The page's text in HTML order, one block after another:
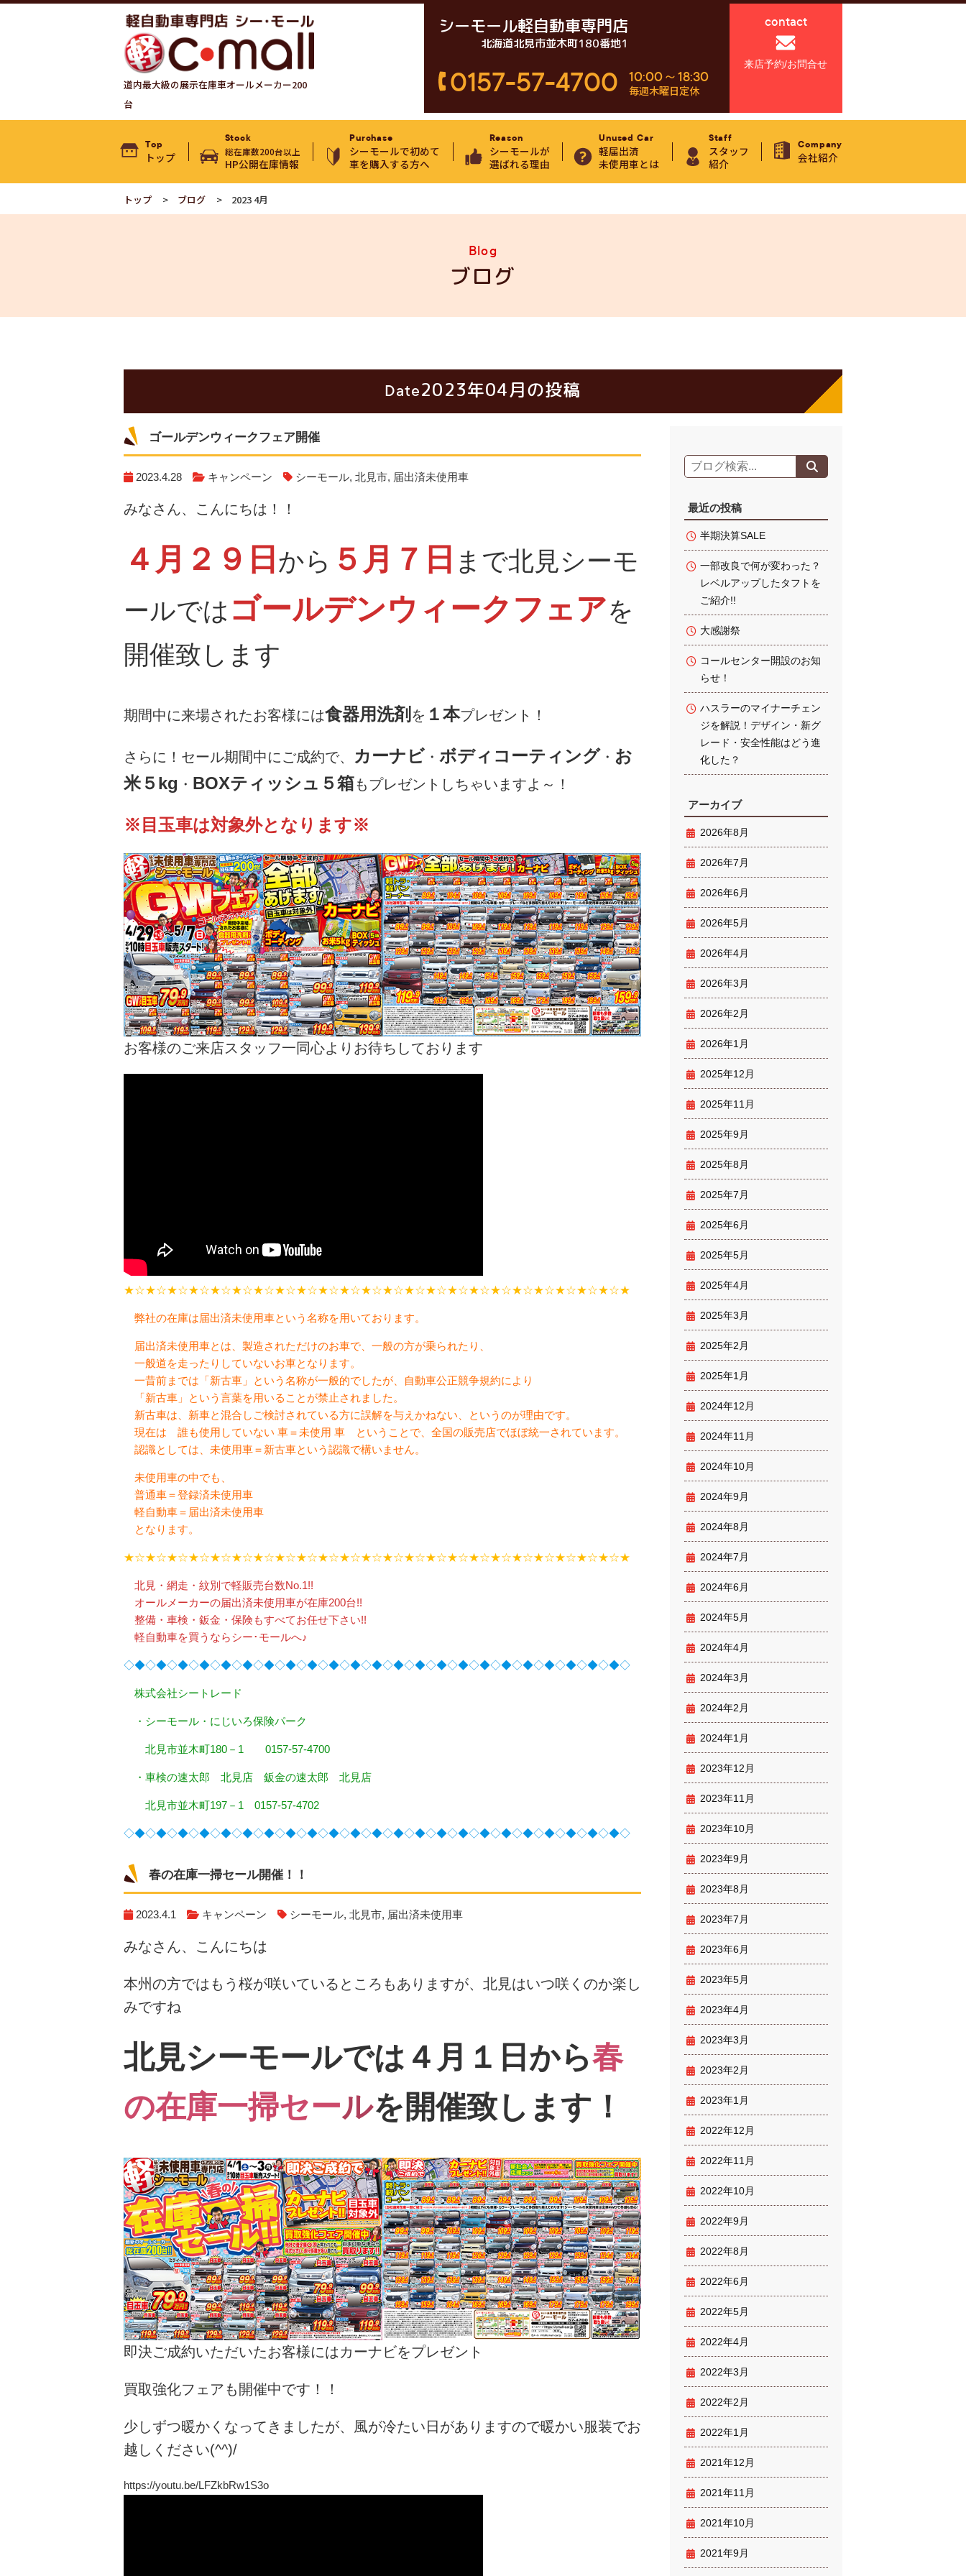
道内最大級の展示在庫車オールメーカー200
台
シーモール軽自動車専門店
北海道北見市並木町180番地1
0157-57-4700
10:00～18:30
毎週木曜日定休
contact
来店予約/お問合せ
Top
トップ
Stock
総在庫数200台以上
HP公開在庫情報
Purchase
シーモールで初めて
車を購入する方へ
Reason
シーモールが
選ばれる理由
Unused Car
軽届出済
未使用車とは
Staff
スタッフ
紹介
Company
会社紹介
トップ ブログ 2023 4月
Blog
ブログ
Date2023年04月の投稿
ゴールデンウィークフェア開催
2023.4.28 キャンペーン シーモール, 北見市, 届出済未使用車
みなさん、こんにちは！！
４月２９日 から ５月７日 まで北見シーモ
ールでは ゴールデンウィークフェアを
開催致します
期間中に来場されたお客様には食器用洗剤 を １本プレゼント！
さらに！セール期間中にご成約で、 カーナビ ・ ボディコーティング ・ お
米５kg ・ BOXティッシュ５箱もプレゼントしちゃいますよ～！
※目玉車は対象外となります※
お客様のご来店スタッフ一同心よりお待ちしております
★☆★☆★☆★☆★☆★☆★☆★☆★☆★☆★☆★☆★☆★☆★☆★☆★☆★☆★☆★☆★☆★☆★☆★
弊社の在庫は届出済未使用車という名称を用いております。
届出済未使用車とは、製造されただけのお車で、一般の方が乗られたり、
一般道を走ったりしていないお車となります。
一昔前までは「新古車」という名称が一般的でしたが、自動車公正競争規約により
「新古車」という言葉を用いることが禁止されました。
新古車は、新車と混合しご検討されている方に誤解を与えかねない、というのが理由です。
現在は 誰も使用していない 車＝未使用 車 ということで、全国の販売店でほぼ統一されています。
認識としては、未使用車＝新古車という認識で構いません。
未使用車の中でも、
普通車＝登録済未使用車
軽自動車＝届出済未使用車
となります。
★☆★☆★☆★☆★☆★☆★☆★☆★☆★☆★☆★☆★☆★☆★☆★☆★☆★☆★☆★☆★☆★☆★☆★
北見・網走・紋別で軽販売台数No.1!!
オールメーカーの届出済未使用車が在庫200台!!
整備・車検・鈑金・保険もすべてお任せ下さい!!
軽自動車を買うならシー･モールへ♪
◇◆◇◆◇◆◇◆◇◆◇◆◇◆◇◆◇◆◇◆◇◆◇◆◇◆◇◆◇◆◇◆◇◆◇◆◇◆◇◆◇◆◇◆◇◆◇
株式会社シートレード
・シーモール・にじいろ保険パーク
北見市並木町180－1 0157-57-4700
・車検の速太郎 北見店 鈑金の速太郎 北見店
北見市並木町197－1 0157-57-4702
◇◆◇◆◇◆◇◆◇◆◇◆◇◆◇◆◇◆◇◆◇◆◇◆◇◆◇◆◇◆◇◆◇◆◇◆◇◆◇◆◇◆◇◆◇◆◇
春の在庫一掃セール開催！！
2023.4.1 キャンペーン シーモール, 北見市, 届出済未使用車
みなさん、こんにちは
本州の方ではもう桜が咲いているところもありますが、北見はいつ咲くのか楽し
みですね
北見シーモールでは４月１日から春
の在庫一掃セールを開催致します！
即決ご成約いただいたお客様にはカーナビをプレゼント
買取強化フェアも開催中です！！
少しずつ暖かくなってきましたが、風が冷たい日がありますので暖かい服装でお
越しください(^^)/
https://youtu.be/LFZkbRw1S3o
最近の投稿
半期決算SALE
一部改良で何が変わった？
レベルアップしたタフトを
ご紹介!!
大感謝祭
コールセンター開設のお知
らせ！
ハスラーのマイナーチェン
ジを解説！デザイン・新グ
レード・安全性能はどう進
化した？
アーカイブ
2026年8月
2026年7月
2026年6月
2026年5月
2026年4月
2026年3月
2026年2月
2026年1月
2025年12月
2025年11月
2025年9月
2025年8月
2025年7月
2025年6月
2025年5月
2025年4月
2025年3月
2025年2月
2025年1月
2024年12月
2024年11月
2024年10月
2024年9月
2024年8月
2024年7月
2024年6月
2024年5月
2024年4月
2024年3月
2024年2月
2024年1月
2023年12月
2023年11月
2023年10月
2023年9月
2023年8月
2023年7月
2023年6月
2023年5月
2023年4月
2023年3月
2023年2月
2023年1月
2022年12月
2022年11月
2022年10月
2022年9月
2022年8月
2022年6月
2022年5月
2022年4月
2022年3月
2022年2月
2022年1月
2021年12月
2021年11月
2021年10月
2021年9月